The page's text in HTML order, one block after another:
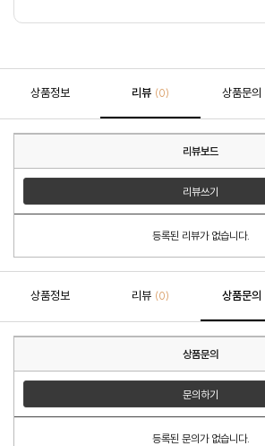
상품정보 리뷰 (0) 상품문의
리뷰보드
리뷰쓰기
등록된 리뷰가 없습니다.
상품정보 리뷰 (0) 상품문의
상품문의
문의하기
등록된 문의가 없습니다.